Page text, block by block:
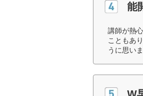
能
講師が熱
こともあ
うに思い
W